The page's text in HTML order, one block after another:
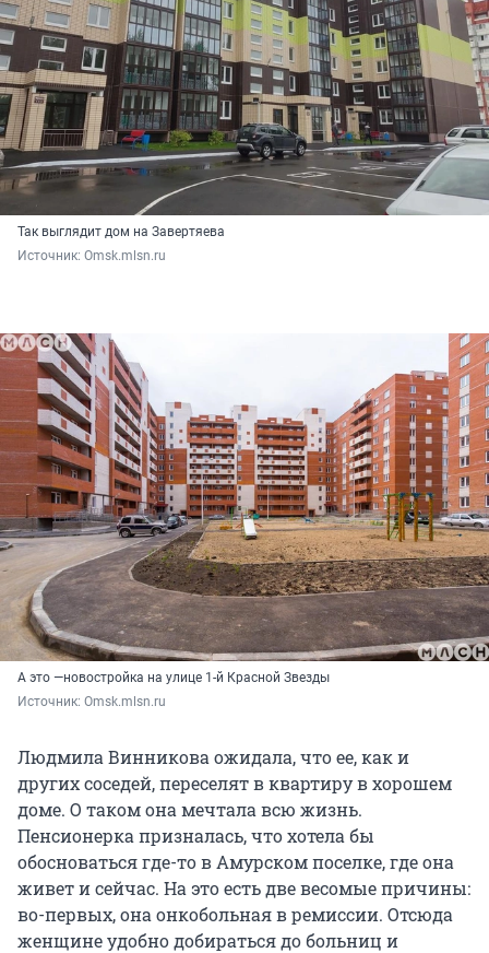
Так выглядит дом на Завертяева
Источник: Omsk.mlsn.ru
А это —новостройка на улице 1-й Красной Звезды
Источник: Omsk.mlsn.ru
Людмила Винникова ожидала, что ее, как и
других соседей, переселят в квартиру в хорошем
доме. О таком она мечтала всю жизнь.
Пенсионерка призналась, что хотела бы
обосноваться где-то в Амурском поселке, где она
живет и сейчас. На это есть две весомые причины:
во-первых, она онкобольная в ремиссии. Отсюда
женщине удобно добираться до больниц и